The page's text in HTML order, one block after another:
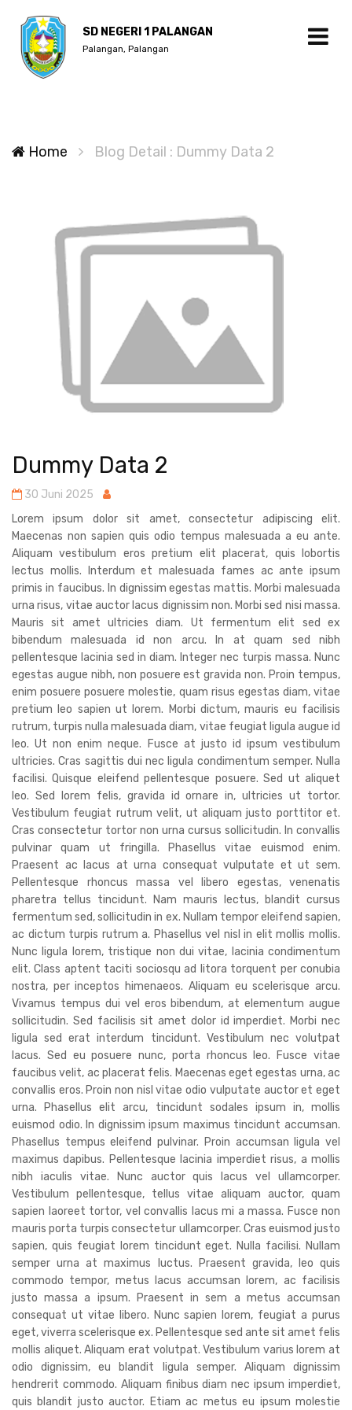
SD NEGERI 1 PALANGAN
Palangan, Palangan
Home Blog Detail : Dummy Data 2
Dummy Data 2
30 Juni 2025
Lorem ipsum dolor sit amet, consectetur adipiscing elit.
Maecenas non sapien quis odio tempus malesuada a eu ante.
Aliquam vestibulum eros pretium elit placerat, quis lobortis
lectus mollis. Interdum et malesuada fames ac ante ipsum
primis in faucibus. In dignissim egestas mattis. Morbi malesuada
urna risus, vitae auctor lacus dignissim non. Morbi sed nisi massa.
Mauris sit amet ultricies diam. Ut fermentum elit sed ex
bibendum malesuada id non arcu. In at quam sed nibh
pellentesque lacinia sed in diam. Integer nec turpis massa. Nunc
egestas augue nibh, non posuere est gravida non. Proin tempus,
enim posuere posuere molestie, quam risus egestas diam, vitae
pretium leo sapien ut lorem. Morbi dictum, mauris eu facilisis
rutrum, turpis nulla malesuada diam, vitae feugiat ligula augue id
leo. Ut non enim neque. Fusce at justo id ipsum vestibulum
ultricies. Cras sagittis dui nec ligula condimentum semper. Nulla
facilisi. Quisque eleifend pellentesque posuere. Sed ut aliquet
leo. Sed lorem felis, gravida id ornare in, ultricies ut tortor.
Vestibulum feugiat rutrum velit, ut aliquam justo porttitor et.
Cras consectetur tortor non urna cursus sollicitudin. In convallis
pulvinar quam ut fringilla. Phasellus vitae euismod enim.
Praesent ac lacus at urna consequat vulputate et ut sem.
Pellentesque rhoncus massa vel libero egestas, venenatis
pharetra tellus tincidunt. Nam mauris lectus, blandit cursus
fermentum sed, sollicitudin in ex. Nullam tempor eleifend sapien,
ac dictum turpis rutrum a. Phasellus vel nisl in elit mollis mollis.
Nunc ligula lorem, tristique non dui vitae, lacinia condimentum
elit. Class aptent taciti sociosqu ad litora torquent per conubia
nostra, per inceptos himenaeos. Aliquam eu scelerisque arcu.
Vivamus tempus dui vel eros bibendum, at elementum augue
sollicitudin. Sed facilisis sit amet dolor id imperdiet. Morbi nec
ligula sed erat interdum tincidunt. Vestibulum nec volutpat
lacus. Sed eu posuere nunc, porta rhoncus leo. Fusce vitae
faucibus velit, ac placerat felis. Maecenas eget egestas urna, ac
convallis eros. Proin non nisl vitae odio vulputate auctor et eget
urna. Phasellus elit arcu, tincidunt sodales ipsum in, mollis
euismod odio. In dignissim ipsum maximus tincidunt accumsan.
Phasellus tempus eleifend pulvinar. Proin accumsan ligula vel
maximus dapibus. Pellentesque lacinia imperdiet risus, a mollis
nibh iaculis vitae. Nunc auctor quis lacus vel ullamcorper.
Vestibulum pellentesque, tellus vitae aliquam auctor, quam
sapien laoreet tortor, vel convallis lacus mi a massa. Fusce non
mauris porta turpis consectetur ullamcorper. Cras euismod justo
sapien, quis feugiat lorem tincidunt eget. Nulla facilisi. Nullam
semper urna at maximus luctus. Praesent gravida, leo quis
commodo tempor, metus lacus accumsan lorem, ac facilisis
justo massa a ipsum. Praesent in sem a metus accumsan
consequat ut vitae libero. Nunc sapien lorem, feugiat a purus
eget, viverra scelerisque ex. Pellentesque sed ante sit amet felis
mollis aliquet. Aliquam erat volutpat. Vestibulum varius lorem at
odio dignissim, eu blandit ligula semper. Aliquam dignissim
hendrerit commodo. Aliquam finibus diam nec ipsum imperdiet,
quis blandit justo auctor. Etiam ac metus eu ipsum molestie